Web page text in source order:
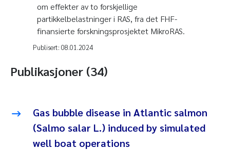
om effekter av to forskjellige
partikkelbelastninger i RAS, fra det FHF-
finansierte forskningsprosjektet MikroRAS.
Publisert: 08.01.2024
Publikasjoner (34)
Gas bubble disease in Atlantic salmon
(Salmo salar L.) induced by simulated
well boat operations